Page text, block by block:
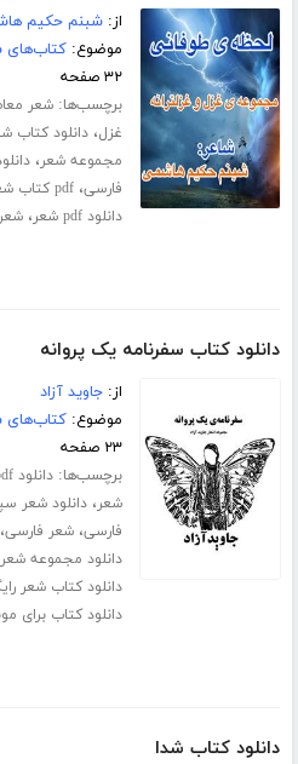
از:شبنم حکیم
موضوع:کتاب‌های
۳۲ صفحه
برچسب‌ها:شعر
غزل،دانلود کتاب
مجموعه شعر،
فارسی،pdf کتاب شعر
دانلود pdf شعر ،
دانلود کتاب سفرنامه‌ یک پروانه
از:جاوید آزاد
موضوع:کتاب‌های
۲۳ صفحه
برچسب‌ها:دانلود pdf کتاب شعر
شعر،دانلود شعر
فارسی،شعر فارسی
دانلود مجموعه شعر
دانلود کتاب شعر
دانلود کتاب برای
دانلود کتاب شدا